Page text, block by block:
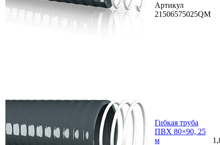
Артикул
21506575025QM
Гибкая труба
ПВХ 80×90, 25
м